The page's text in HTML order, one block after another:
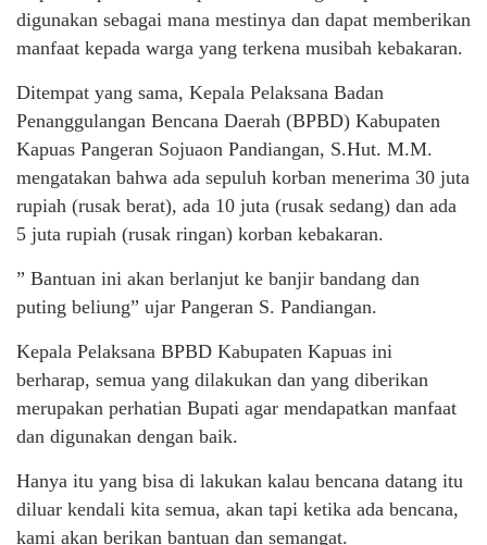
digunakan sebagai mana mestinya dan dapat memberikan
manfaat kepada warga yang terkena musibah kebakaran.
Ditempat yang sama, Kepala Pelaksana Badan
Penanggulangan Bencana Daerah (BPBD) Kabupaten
Kapuas Pangeran Sojuaon Pandiangan, S.Hut. M.M.
mengatakan bahwa ada sepuluh korban menerima 30 juta
rupiah (rusak berat), ada 10 juta (rusak sedang) dan ada
5 juta rupiah (rusak ringan) korban kebakaran.
” Bantuan ini akan berlanjut ke banjir bandang dan
puting beliung” ujar Pangeran S. Pandiangan.
Kepala Pelaksana BPBD Kabupaten Kapuas ini
berharap, semua yang dilakukan dan yang diberikan
merupakan perhatian Bupati agar mendapatkan manfaat
dan digunakan dengan baik.
Hanya itu yang bisa di lakukan kalau bencana datang itu
diluar kendali kita semua, akan tapi ketika ada bencana,
kami akan berikan bantuan dan semangat.